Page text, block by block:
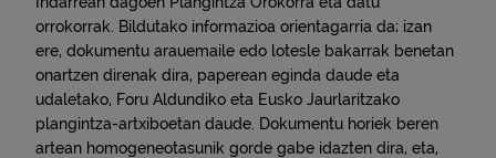
orrokorrak. Bildutako informazioa orientagarria da; izan
ere, dokumentu arauemaile edo lotesle bakarrak benetan
onartzen direnak dira, paperean eginda daude eta
udaletako, Foru Aldundiko eta Eusko Jaurlaritzako
plangintza-artxiboetan daude. Dokumentu horiek beren
artean homogeneotasunik gorde gabe idazten dira, eta,